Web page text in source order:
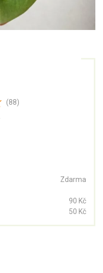
(88)
Zdarma
90 Kč
50 Kč